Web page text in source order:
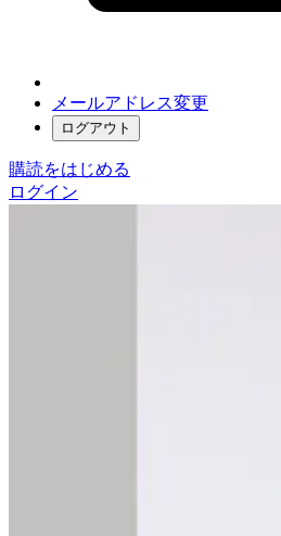
メールアドレス変更
ログアウト
購読をはじめる
ログイン